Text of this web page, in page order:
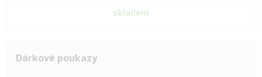
skladem
Dárkové poukazy